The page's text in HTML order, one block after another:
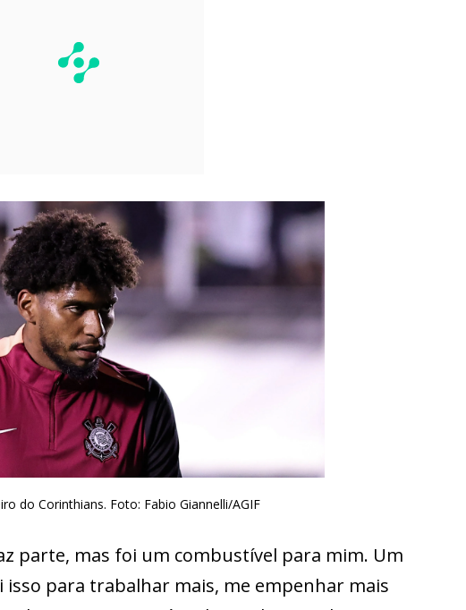
do Corinthians. Foto: Fabio Giannelli/AGIF
parte, mas foi um combustível para mim. Um
para trabalhar mais, me empenhar mais